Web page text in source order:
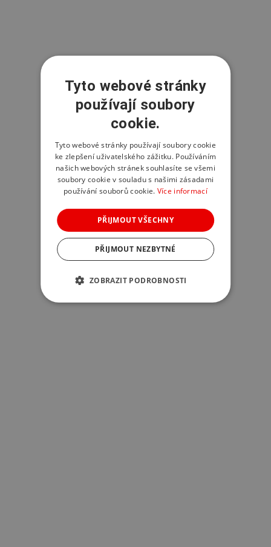
Tyto webové stránky
používají soubory
cookie.
Tyto webové stránky používají soubory cookie
ke zlepšení uživatelského zážitku. Používáním
našich webových stránek souhlasíte se všemi
soubory cookie v souladu s našimi zásadami
používání souborů cookie. Více informací
PŘIJMOUT VŠECHNY
PŘIJMOUT NEZBYTNÉ
ZOBRAZIT PODROBNOSTI